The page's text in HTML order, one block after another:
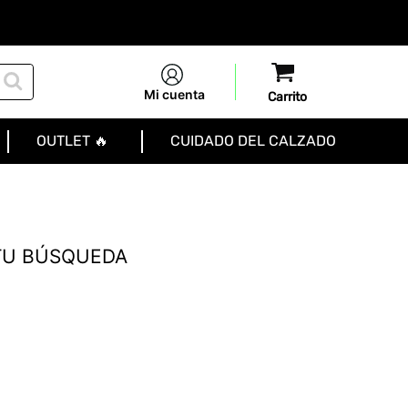
Mi cuenta
OUTLET 🔥 CUIDADO DEL CALZADO
BÚSQUEDA